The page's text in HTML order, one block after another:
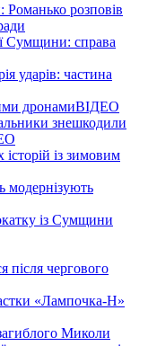
Романько розповів
Сумщини: справа
ударів: частина
дронамиВІДЕО
знешкодили
із зимовим
модернізують
із Сумщини
після чергового
«Лампочка-Н»
Миколи